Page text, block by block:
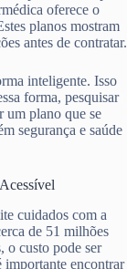
oferece o
planos mostram
antes de contratar.
inteligente. Isso
forma, pesquisar
um plano que se
segurança e saúde
cuidados com a
de 51 milhões
o custo pode ser
importante encontrar